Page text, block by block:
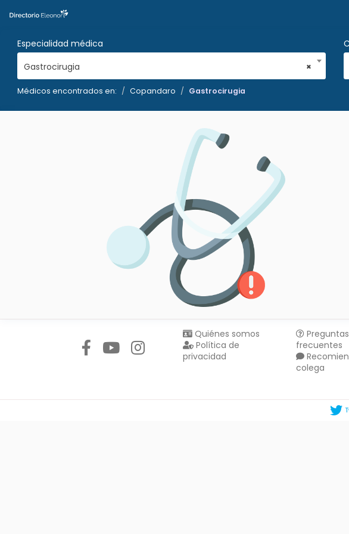
Especialidad médica
×
Gastrocirugia
Médicos encontrados en: Copandaro Gastrocirugia
Quiénes somos
Política de
privacidad
frecuentes
colega